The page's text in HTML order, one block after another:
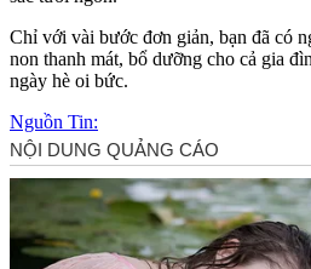
Chỉ với vài bước đơn giản, bạn đã có
non thanh mát, bổ dưỡng cho cả gia
ngày hè oi bức.
Nguồn Tin: